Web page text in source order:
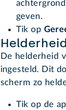
geven.
Tik op
Helderheid
De helderheid
ingesteld. Dit
scherm zo
Tik op de